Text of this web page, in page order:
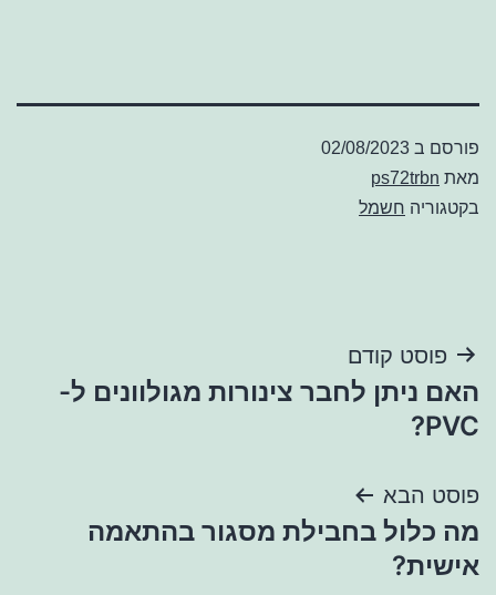
פורסם ב 02/08/2023
מאת ps72trbn
בקטגוריה חשמל
ניווט
פוסט קודם
האם ניתן לחבר צינורות מגולוונים ל-
PVC?
פוסט הבא
מה כלול בחבילת מסגור בהתאמה
אישית?